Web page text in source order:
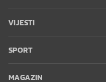
VIJESTI
SPORT
MAGAZIN